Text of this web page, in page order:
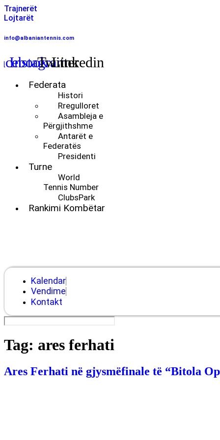
Trajnerët
Lojtarët
info@albaniantennis.com
Instagram
Twitter
Linkedin
Menu Federata
Histori
Rregulloret
Asambleja e
Përgjithshme
Antarët e
Federatës
Presidenti
Turne
World
Tennis Number
ClubsPark
Rankimi Kombëtar
Kalendar
Vendime
Kontakt
Tag: ares ferhati
Ares Ferhati në gjysmëfinale të “Bitola